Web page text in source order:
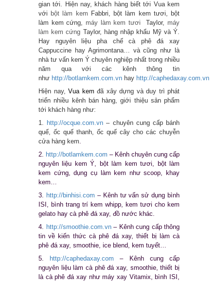
gian tới. Hiện nay, khách hàng biết tới Vua kem
với bột làm kem Fabbri, bột làm kem tươi, bột
làm kem cứng, máy làm kem tươi Taylor, máy
làm kem cứng Taylor, hàng nhập khẩu Mỹ và Ý.
Hay nguyên liệu pha chế cà phê đá xay
Cappuccine hay Agrimontana… và cũng như là
nhà tư vấn kem Ý chuyên nghiệp nhất trong nhiều
năm qua với các kênh thông tin
như http://botlamkem.com.vn hay http://caphedaxay.com.vn
Hiện nay, Vua kem đã xây dựng và duy trì phát
triển nhiều kênh bán hàng, giới thiệu sản phẩm
tới khách hàng như:
1. http://ocque.com.vn – chuyên cung cấp bánh
quế, ốc quế thanh, ốc quế cây cho các chuyễn
cửa hàng kem.
2. http://botlamkem.com – Kênh chuyên cung cấp
nguyên liệu kem Ý, bột làm kem tươi, bột làm
kem cứng, dụng cụ làm kem như scoop, khay
kem…
3. http://binhisi.com – Kênh tư vấn sử dụng bình
ISI, bình trang trí kem whipp, kem tươi cho kem
gelato hay cà phê đá xay, đồ nước khác.
4. http://smoothie.com.vn– Kênh cung cấp thông
tin về kiến thức cà phê đá xay, thiết bị làm cà
phê đá xay, smoothie, ice blend, kem tuyết…
5.
http://caphedaxay.com – Kênh cung cấp
nguyên liệu làm cà phê đá xay, smoothie, thiết bị
là cà phê đá xay như máy xay Vitamix, bình ISI,